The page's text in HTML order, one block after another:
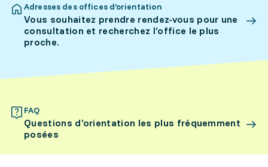
Adresses des offices d’orientation
Vous souhaitez prendre rendez-vous pour une
consultation et recherchez l’office le plus
proche.
FAQ
Questions d’orientation les plus fréquemment
posées